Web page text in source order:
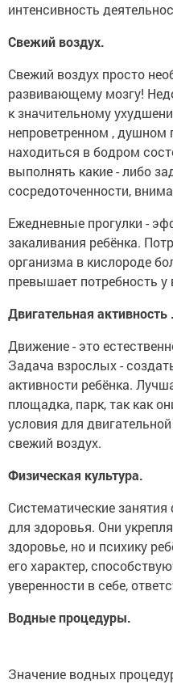
интенсивность
Свежий воздух.
Свежий воздух просто
развивающему мозгу!
к значительному
непроветренном ,
находиться в бодром
выполнять какие - либо
сосредоточенности,
Ежедневные прогулки -
закаливания ребёнка.
организма в кислороде
превышает потребность у
Двигательная активность .
Движение - это
Задача взрослых -
активности ребёнка.
площадка, парк, так как
условия для
свежий воздух.
Физическая культура.
Систематические
для здоровья. Они
здоровье, но и психику
его характер,
уверенности в себе,
Водные процедуры.
Значение водных